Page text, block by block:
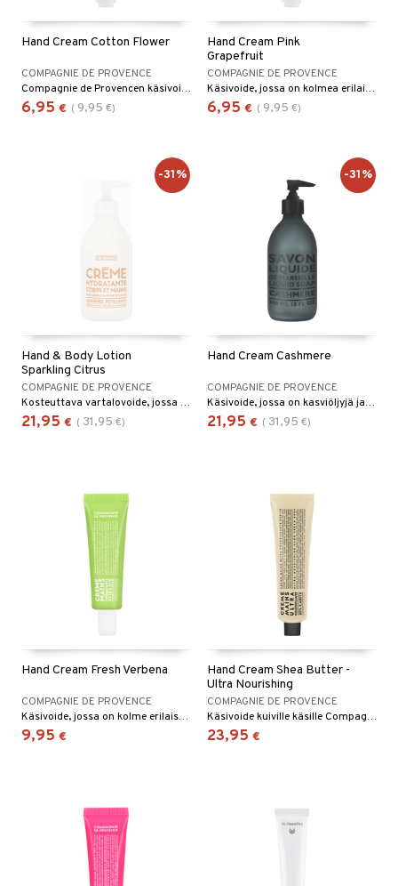
Hand Cream Cotton Flower
COMPAGNIE DE PROVENCE
Compagnie de Provencen käsivoide, jossa on kasviperäisten öljyjen trio ja puuvillakukan tuoksu.
6,95 € ( 9,95 €)
Hand Cream Pink
Grapefruit
COMPAGNIE DE PROVENCE
Käsivoide, jossa on kolmea erilaista kasviöljyä ja greipin tuoksu Compagnie de Provencelta.
6,95 € ( 9,95 €)
Hand & Body Lotion
Sparkling Citrus
COMPAGNIE DE PROVENCE
Kosteuttava vartalovoide, jossa on pirteän sitruunainen tuoksu Compagnie de Provencelta.
21,95 € ( 31,95 €)
-31%
Hand Cream Cashmere
COMPAGNIE DE PROVENCE
Käsivoide, jossa on kasviöljyjä ja ylellisen kashmirin tuoksu Compagnie de Provence -tuotemerkiltä.
21,95 € ( 31,95 €)
-31%
Hand Cream Fresh Verbena
COMPAGNIE DE PROVENCE
Käsivoide, jossa on kolme erilaista kasviöljyä ja raikas sitruunaverbenan tuoksu Compagnie de Provencelta.
9,95 €
Hand Cream Shea Butter -
Ultra Nourishing
COMPAGNIE DE PROVENCE
Käsivoide kuiville käsille Compagnie de Provencelta
23,95 €